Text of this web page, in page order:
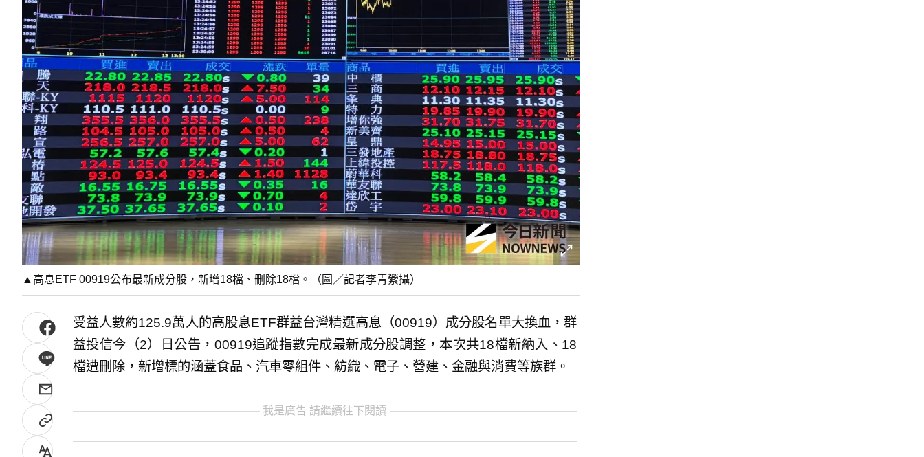
▲高息ETF 00919公布最新成分股，新增18檔、刪除18檔。（圖／記者李青縈攝）
受益人數約125.9萬人的高股息ETF群益台灣精選高息（00919）成分股名單大換血，群
益投信今（2）日公告，00919追蹤指數完成最新成分股調整，本次共18檔新納入、18
檔遭刪除，新增標的涵蓋食品、汽車零組件、紡織、電子、營建、金融與消費等族群。
我是廣告 請繼續往下閱讀